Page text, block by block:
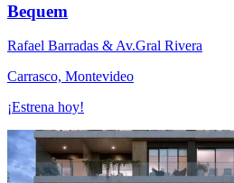
Bequem
Rafael Barradas & Av.Gral Rivera
Carrasco, Montevideo
¡Estrena hoy!